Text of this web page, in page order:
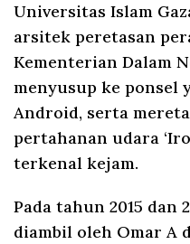
Universitas Islam
arsitek peretasan
Kementerian Dalam
menyusup ke ponsel
Android, serta
pertahanan udara
terkenal kejam.
Pada tahun 2015 dan
diambil oleh Omar A